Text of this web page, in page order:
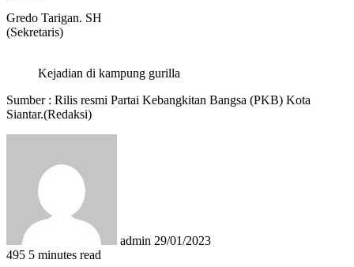
Gredo Tarigan. SH
(Sekretaris)
Kejadian di kampung gurilla
Sumber : Rilis resmi Partai Kebangkitan Bangsa (PKB) Kota
Siantar.(Redaksi)
admin 29/01/2023
495 5 minutes read